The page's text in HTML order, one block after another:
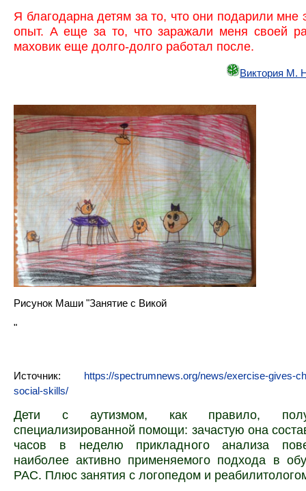
Я благодарна детям за то, что они подарили мне
опыт. А еще за то, что заражали меня своей
маховик еще долго-долго работал после.
Виктория М.
Рисунок Маши "Занятие с Викой
"
Источник: https://spectrumnews.org/news/exercise-gives-
social-skills/
Дети с аутизмом, как правило,
специализированной помощи: зачастую она
часов в неделю прикладного анализа
наиболее активно применяемого подхода в
РАС. Плюс занятия с логопедом и